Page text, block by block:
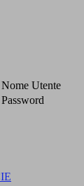
Nome Utente
Password